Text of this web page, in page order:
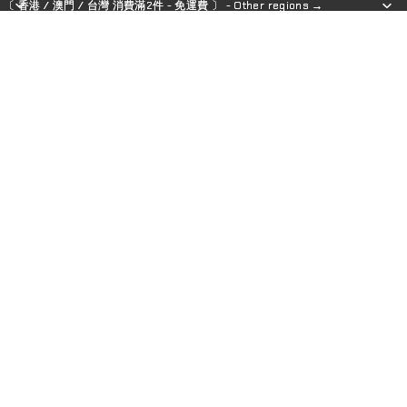
〔 香港 / 澳門 / 台灣 消費滿2件 - 免運費 〕 - Other regions →
〔 香港 / 澳門 / 台灣 消費滿2件 - 免運費 〕 - Other regions →